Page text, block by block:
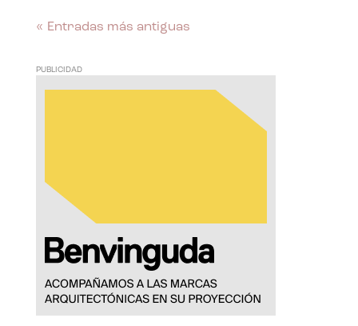
« Entradas más antiguas
PUBLICIDAD